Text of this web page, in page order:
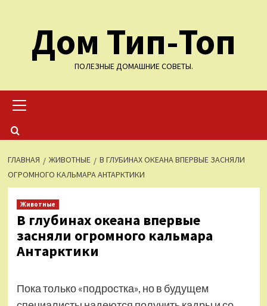
содержимомуДом Тип-Топ
ПОЛЕЗНЫЕ ДОМАШНИЕ СОВЕТЫ.
меню
ГЛАВНАЯ ЖИВОТНЫЕ
В ГЛУБИНАХ ОКЕАНА ВПЕРВЫЕ ЗАСНЯЛИ
ОГРОМНОГО КАЛЬМАРА АНТАРКТИКИ
Животные
В глубинах океана впервые
засняли огромного кальмара
Антарктики
Пока только «подростка», но в будущем